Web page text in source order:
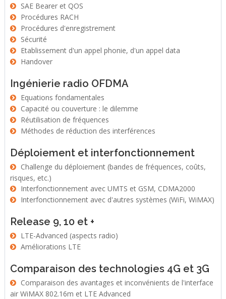
SAE Bearer et QOS
Procédures RACH
Procédures d'enregistrement
Sécurité
Etablissement d'un appel phonie, d'un appel data
Handover
Ingénierie radio OFDMA
Equations fondamentales
Capacité ou couverture : le dilemme
Réutilisation de fréquences
Méthodes de réduction des interférences
Déploiement et interfonctionnement
risques, etc.)
Interfonctionnement avec UMTS et GSM, CDMA2000
Interfonctionnement avec d'autres systèmes (WiFi, WiMAX)
Release 9, 10 et +
LTE-Advanced (aspects radio)
Améliorations LTE
Comparaison des technologies 4G et 3G
air WiMAX 802.16m et LTE Advanced